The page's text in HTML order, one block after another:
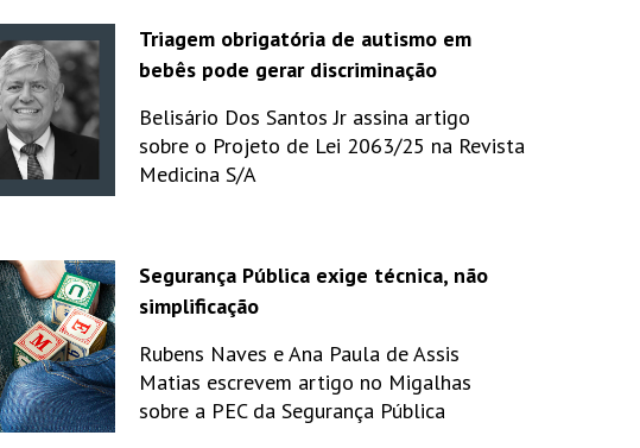
Triagem obrigatória de autismo em
bebês pode gerar discriminação
Belisário Dos Santos Jr assina artigo
sobre o Projeto de Lei 2063/25 na Revista
Medicina S/A
Segurança Pública exige técnica, não
simplificação
Rubens Naves e Ana Paula de Assis
Matias escrevem artigo no Migalhas
sobre a PEC da Segurança Pública